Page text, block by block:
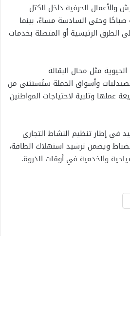
والأعمال الحرفية داخل الكتل
صباحًا وحتى السادسة مساءً، بينما
الطرق الرئيسية أو المتصلة بخدمات
مثل محال البقالة
وأسواق الجملة ستُستثنى من
عملها وتلبية لاحتياجات المواطنين
في إطار تنظيم النشاط التجاري
ويضمن ترشيد استهلاك الطاقة،
والخدمية في أوقات الذروة.